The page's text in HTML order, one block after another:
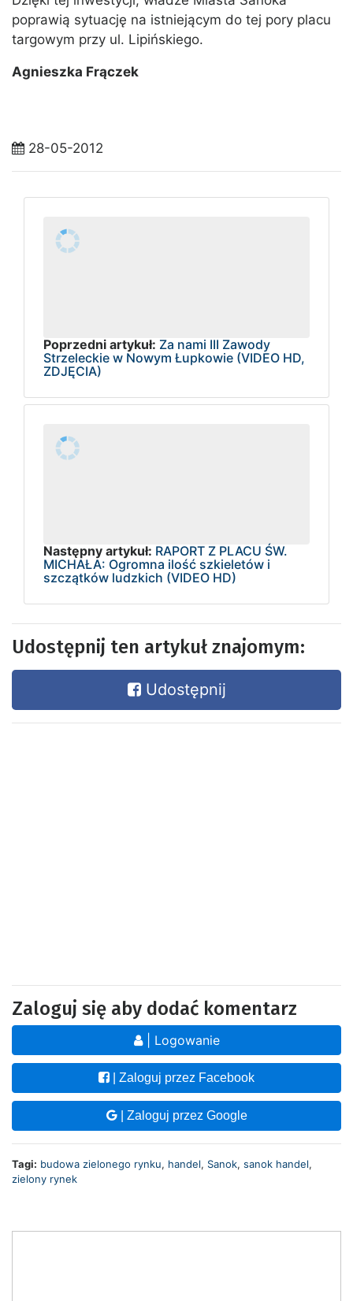
poprawią sytuację na istniejącym do tej pory placu
targowym przy ul. Lipińskiego.
Agnieszka Frączek
28-05-2012
Poprzedni artykuł: Za nami III Zawody
Strzeleckie w Nowym Łupkowie (VIDEO HD,
ZDJĘCIA)
Następny artykuł: RAPORT Z PLACU ŚW.
MICHAŁA: Ogromna ilość szkieletów i
szczątków ludzkich (VIDEO HD)
Udostępnij ten artykuł znajomym:
Udostępnij
Zaloguj się aby dodać komentarz
| Logowanie
| Zaloguj przez Facebook
| Zaloguj przez Google
Tagi: budowa zielonego rynku, handel, Sanok, sanok handel,
zielony rynek